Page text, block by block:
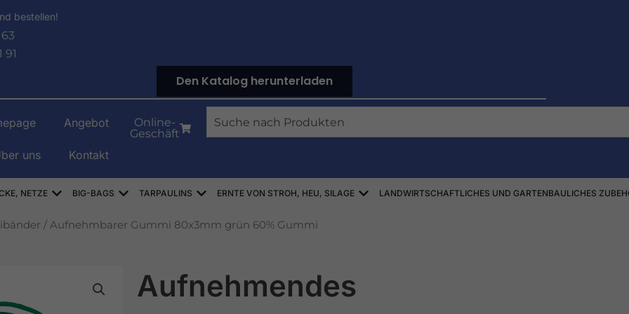
bestellen!
91
Den Katalog herunterladen
Angebot
uns Kontakt
Online-
Geschäft
Suche
NETZE Offen WORKI RASZLOWE, AŻUROWE, SIATKI
BIG-BAGS Offen WORKI BIG-BAG
TARPAULINS Offen PLANDEKI
ERNTE VON STROH, HEU, SILAGE Offen ZBIÓR SŁOMY, SIANA, KISZONEK
LANDWIRTSCHAFTLICHES UND GARTENBAULICHES
/ Aufnehmbarer Gummi 80x3mm grün 60% Gummi
Aufnehmendes